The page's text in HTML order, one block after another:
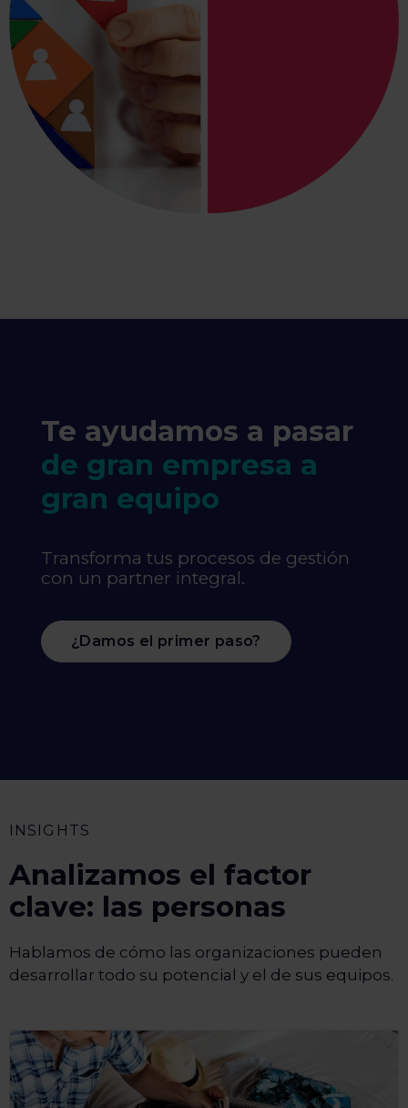
Te ayudamos a pasar
de gran empresa a
gran equipo
Transforma tus procesos de gestión
con un partner integral.
¿Damos el primer paso?
INSIGHTS
Analizamos el factor
clave: las personas
Hablamos de cómo las organizaciones pueden
desarrollar todo su potencial y el de sus equipos.